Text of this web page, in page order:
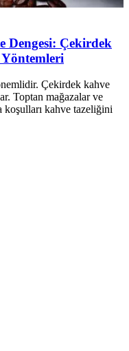
Dengesi: Çekirdek
Çekirdek kahve
Toptan mağazalar ve
kahve tazeliğini